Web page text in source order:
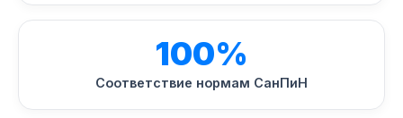
100%
Соответствие нормам СанПиН